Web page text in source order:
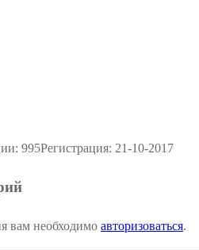
995Регистрация: 21-10-2017
вам необходимо авторизоваться.